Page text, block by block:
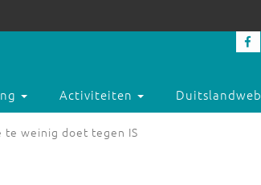
Activiteiten Duitslandweb
weinig doet tegen IS